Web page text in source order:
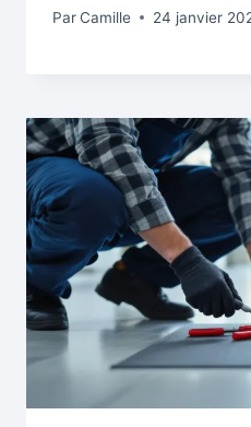
ParCamille 24 janvier